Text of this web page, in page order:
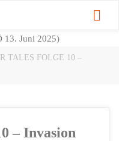
TALES FOLGE 10 –
– Invasion